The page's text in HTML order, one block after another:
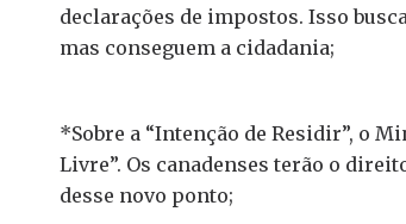
declarações de impostos. Isso
mas conseguem a cidadania;
*Sobre a “Intenção de Residir”, o
Livre”. Os canadenses terão o
desse novo ponto;